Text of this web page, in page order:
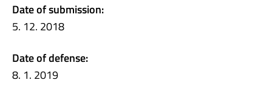
Date of submission:
5. 12. 2018
Date of defense:
8. 1. 2019